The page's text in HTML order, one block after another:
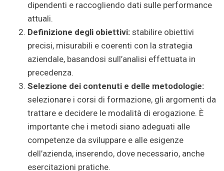
dipendenti e raccogliendo dati sulle performance
attuali.
Definizione degli obiettivi: stabilire obiettivi
precisi, misurabili e coerenti con la strategia
aziendale, basandosi sull’analisi effettuata in
precedenza.
Selezione dei contenuti e delle metodologie:
selezionare i corsi di formazione, gli argomenti da
trattare e decidere le modalità di erogazione. È
importante che i metodi siano adeguati alle
competenze da sviluppare e alle esigenze
dell’azienda, inserendo, dove necessario, anche
esercitazioni pratiche.